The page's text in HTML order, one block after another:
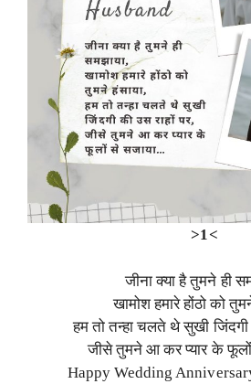
>1<
जीना क्या है तुमने ही
खामोश हमारे होंठो को
हम तो तन्हा चलते थे सुखी जिंदगी
जीसे तुमने आ कर प्यार के
Happy Wedding